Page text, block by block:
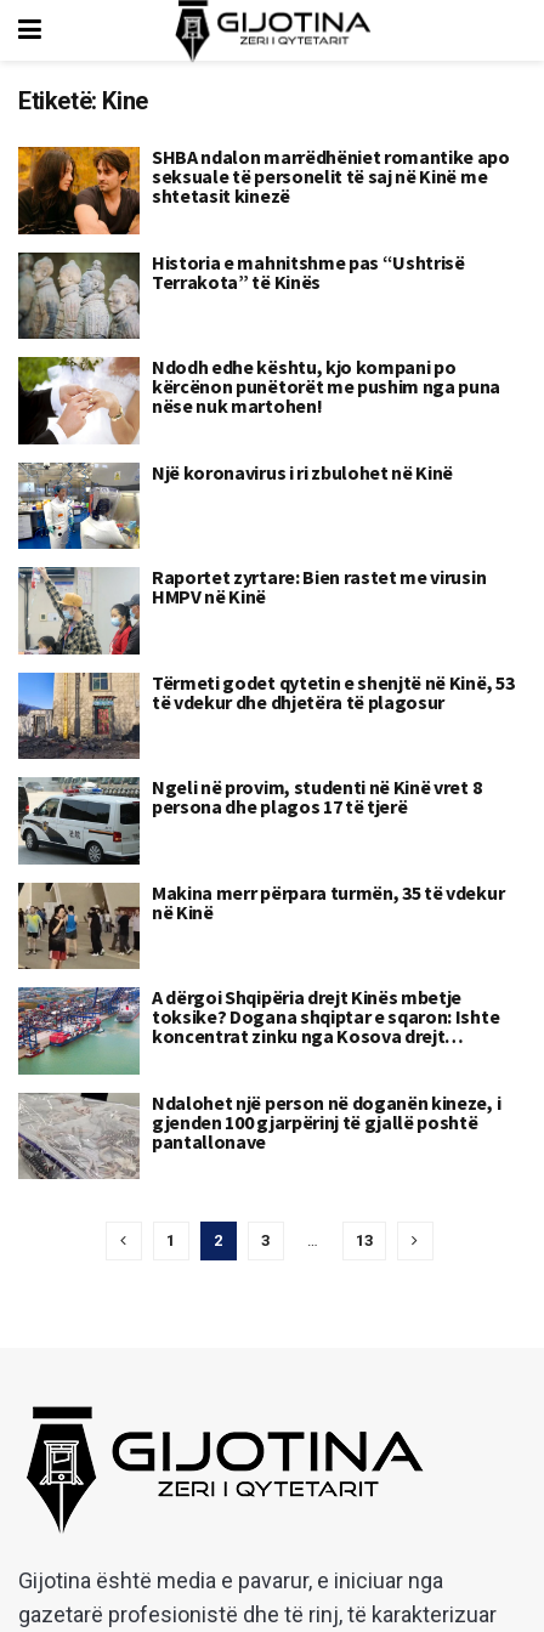
Etiketë: Kine
SHBA ndalon marrëdhëniet romantike apo
seksuale të personelit të saj në Kinë me
shtetasit kinezë
Historia e mahnitshme pas “Ushtrisë
Terrakota” të Kinës
Ndodh edhe kështu, kjo kompani po
kërcënon punëtorët me pushim nga puna
nëse nuk martohen!
Një koronavirus i ri zbulohet në Kinë
Raportet zyrtare: Bien rastet me virusin
HMPV në Kinë
Tërmeti godet qytetin e shenjtë në Kinë, 53
të vdekur dhe dhjetëra të plagosur
Ngeli në provim, studenti në Kinë vret 8
persona dhe plagos 17 të tjerë
Makina merr përpara turmën, 35 të vdekur
në Kinë
A dërgoi Shqipëria drejt Kinës mbetje
toksike? Dogana shqiptar e sqaron: Ishte
koncentrat zinku nga Kosova drejt…
Ndalohet një person në doganën kineze, i
gjenden 100 gjarpërinj të gjallë poshtë
pantallonave
1 2 3 … 13
Gijotina është media e pavarur, e iniciuar nga
gazetarë profesionistë dhe të rinj, të karakterizuar